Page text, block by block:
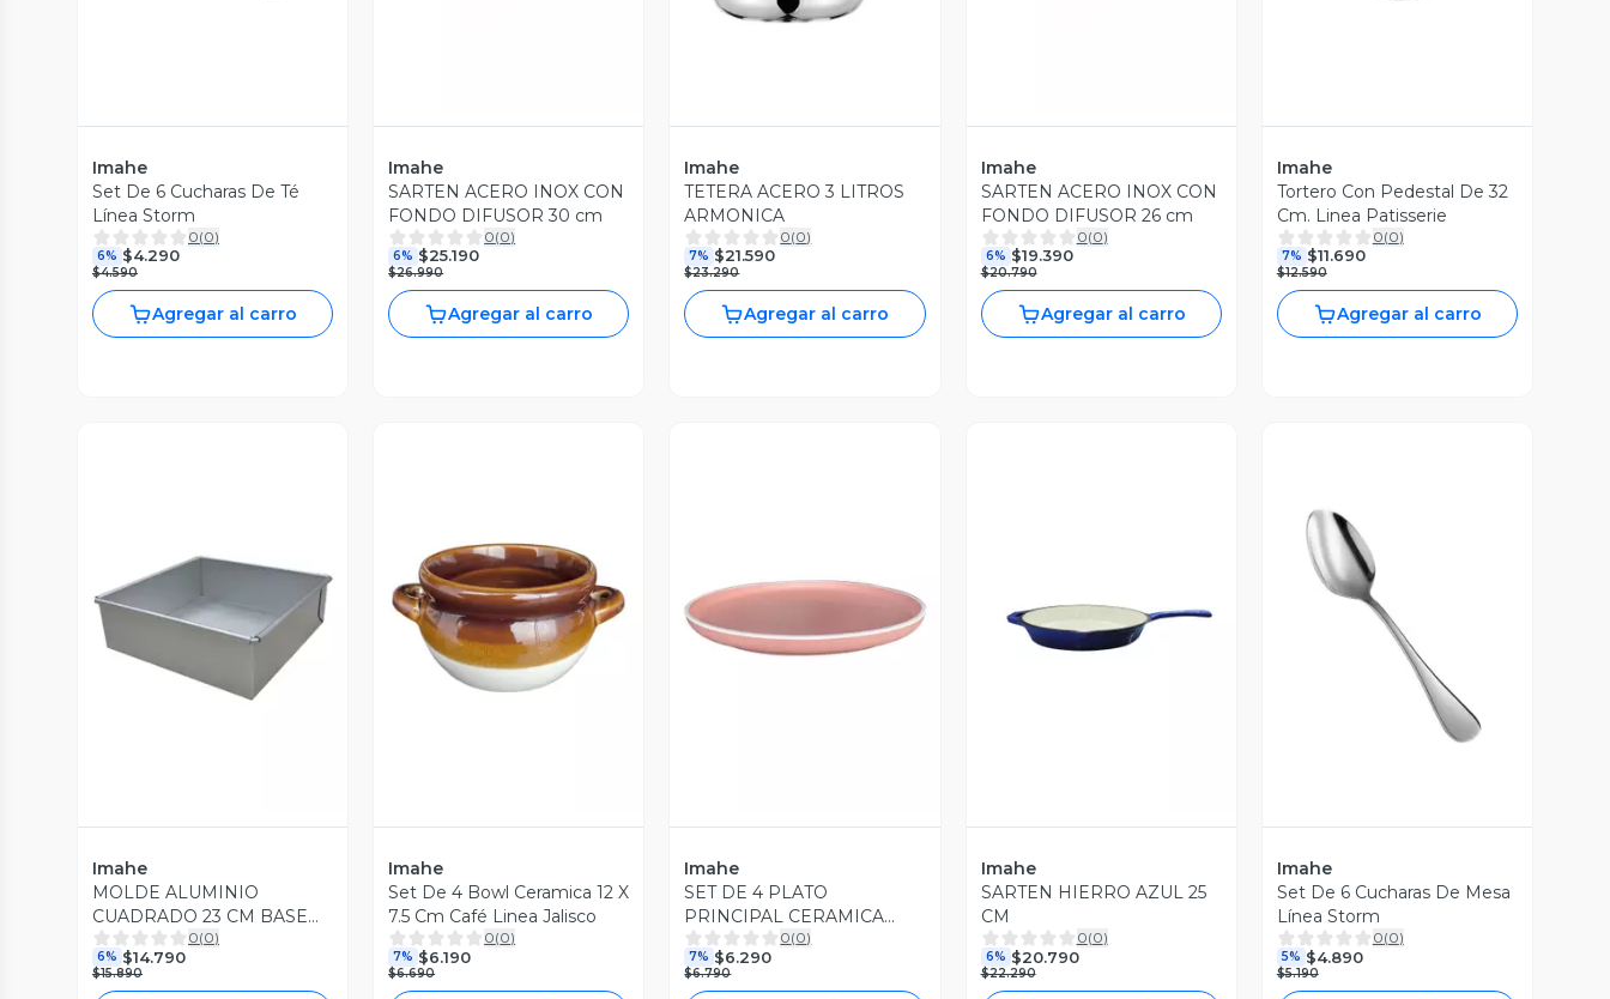
Imahe
Set De 6 Cucharas De Té
Línea Storm
0(0)
6% $4.290
$4.590
Agregar al carro
Imahe
SARTEN ACERO INOX CON
FONDO DIFUSOR 30 cm
0(0)
6% $25.190
$26.990
Agregar al carro
Imahe
TETERA ACERO 3 LITROS
ARMONICA
0(0)
7% $21.590
$23.290
Agregar al carro
Imahe
SARTEN ACERO INOX CON
FONDO DIFUSOR 26 cm
0(0)
6% $19.390
$20.790
Agregar al carro
Imahe
Tortero Con Pedestal De 32
Cm. Linea Patisserie
0(0)
7% $11.690
$12.590
Agregar al carro
Vista Previa
Imahe
MOLDE ALUMINIO
CUADRADO 23 CM BASE
DESMONTABLE
0(0)
6% $14.790
$15.890
Vista Previa
Imahe
Set De 4 Bowl Ceramica 12 X
7.5 Cm Café Linea Jalisco
0(0)
7% $6.190
$6.690
Vista Previa
Imahe
SET DE 4 PLATO
PRINCIPAL CERAMICA
RUSTICA 27 CM ROSADO
LINEA
0(0)
7% $6.290
$6.790
Vista Previa
Imahe
SARTEN HIERRO AZUL 25
CM
0(0)
6% $20.790
$22.290
Vista Previa
Imahe
Set De 6 Cucharas De Mesa
Línea Storm
0(0)
5% $4.890
$5.190